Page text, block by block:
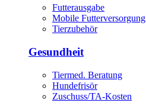
Futterausgabe
Mobile Futterversorgung
Tierzubehör
Gesundheit
Tiermed. Beratung
Hundefrisör
Zuschuss/TA-Kosten